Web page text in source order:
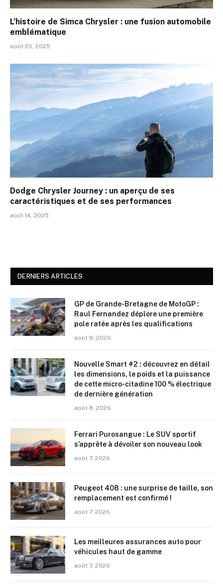
L’histoire de Simca Chrysler : une fusion automobile
emblématique
août 20, 2025
Dodge Chrysler Journey : un aperçu de ses
caractéristiques et de ses performances
août 14, 2025
DERNIERS ARTICLES
GP de Grande-Bretagne de MotoGP :
Raul Fernandez déplore une première
pole ratée après les qualifications
août 8, 2026
Nouvelle Smart #2 : découvrez en détail
les dimensions, le poids et la puissance
de cette micro-citadine 100 % électrique
de dernière génération
août 8, 2026
Ferrari Purosangue : Le SUV sportif
s’apprête à dévoiler son nouveau look
août 7, 2026
Peugeot 408 : une surprise de taille, son
remplacement est confirmé !
août 7, 2026
Les meilleures assurances auto pour
véhicules haut de gamme
août 7, 2026